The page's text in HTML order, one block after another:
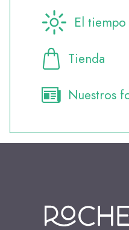
El tiempo
Tienda
Nuestros